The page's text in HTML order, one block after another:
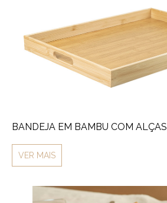
BANDEJA EM BAMBU COM ALÇAS
VER MAIS